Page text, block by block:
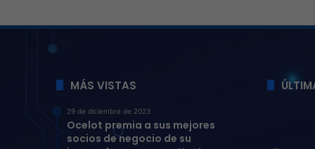
MÁS VISTAS
29 de diciembre de 2023
Ocelot premia a sus mejores
socios de negocio de su